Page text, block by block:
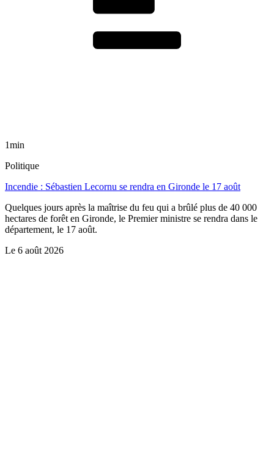
1min
Politique
Incendie : Sébastien Lecornu se rendra en Gironde le 17 août
Quelques jours après la maîtrise du feu qui a brûlé plus de 40 000
hectares de forêt en Gironde, le Premier ministre se rendra dans le
département, le 17 août.
Le 6 août 2026